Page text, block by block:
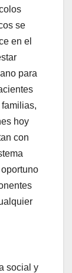
se
en el
para
hoy
con
social y